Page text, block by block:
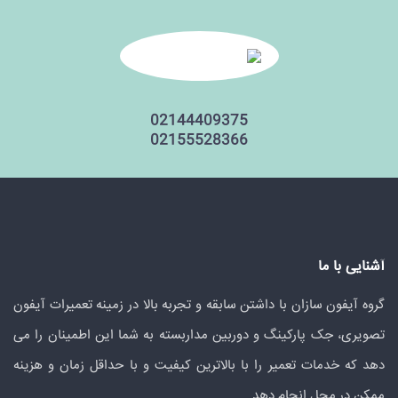
02144409375
02155528366
آشنایی با ما
گروه آیفون سازان با داشتن سابقه و تجربه بالا در زمینه تعمیرات آیفون
تصویری، جک پارکینگ و دوربین مداربسته به شما این اطمینان را می
دهد که خدمات تعمیر را با بالاترین کیفیت و با حداقل زمان و هزینه